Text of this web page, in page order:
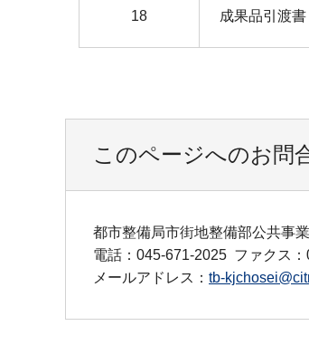
18 成果品引渡書
このページへのお問
都市整備局市街地整備部公共事
電話：045-671-2025 ファクス
メールアドレス： tb-